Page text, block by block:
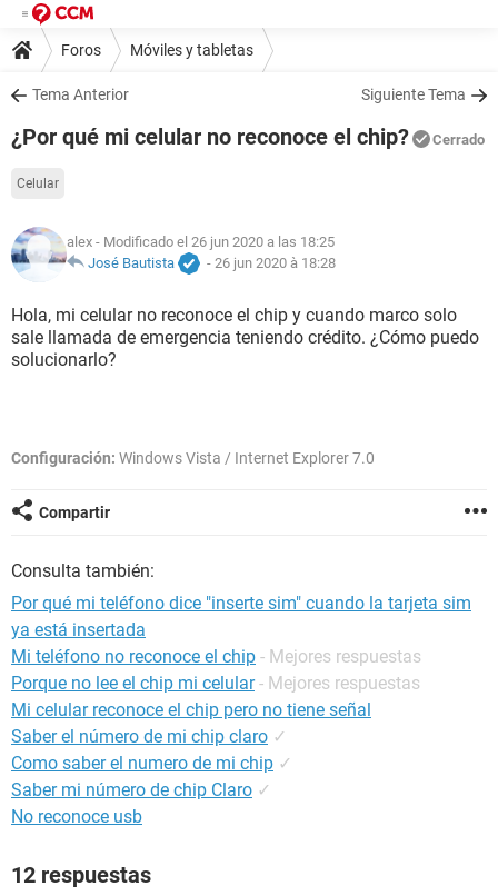
Foros Móviles y tabletas
Tema Anterior Siguiente Tema
¿Por qué mi celular no reconoce el chip? Cerrado
Celular
alex - Modificado el 26 jun 2020 a las 18:25
José Bautista
- 26 jun 2020 à 18:28
Hola, mi celular no reconoce el chip y cuando marco solo
sale llamada de emergencia teniendo crédito. ¿Cómo puedo
solucionarlo?
Configuración: Windows Vista / Internet Explorer 7.0
Compartir
Consulta también:
Por qué mi teléfono dice "inserte sim" cuando la tarjeta sim
ya está insertada
Mi teléfono no reconoce el chip - Mejores respuestas
Porque no lee el chip mi celular - Mejores respuestas
Mi celular reconoce el chip pero no tiene señal
Saber el número de mi chip claro ✓
Como saber el numero de mi chip ✓
Saber mi número de chip Claro ✓
No reconoce usb
12 respuestas